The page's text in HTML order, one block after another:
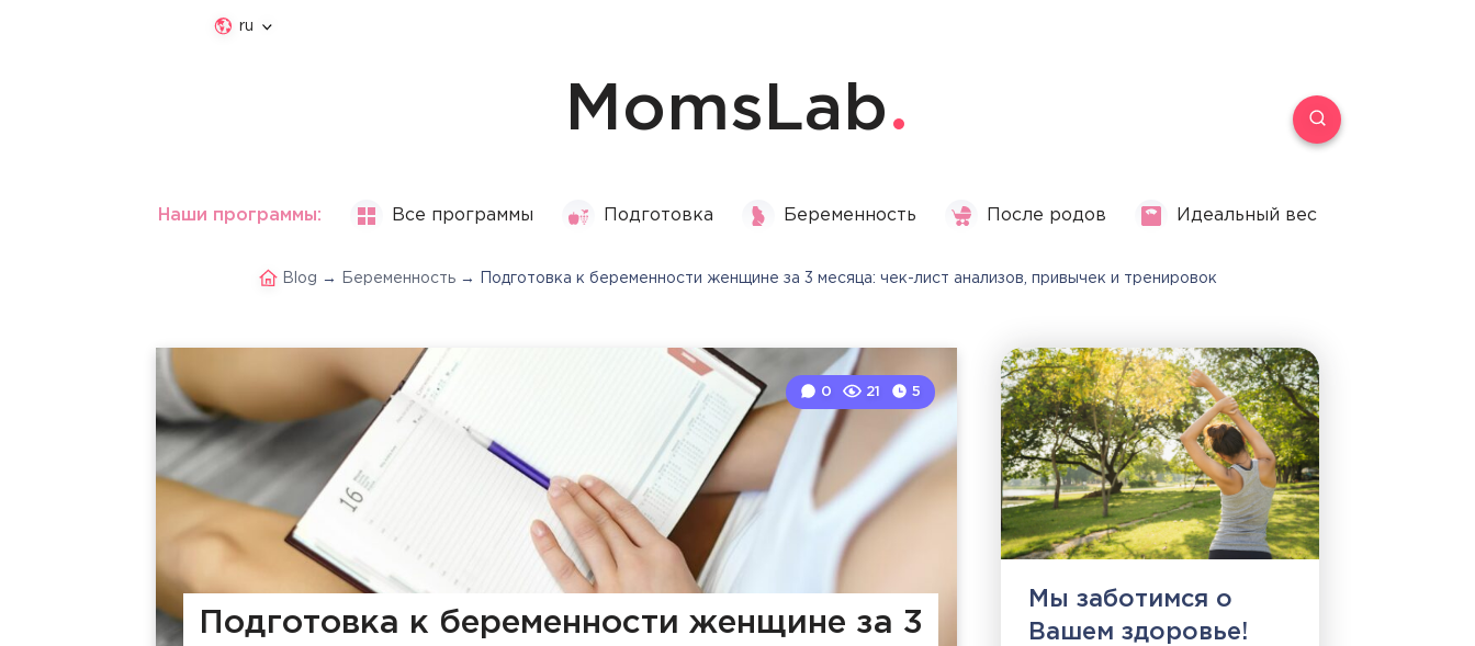
ru
MomsLab
Наши программы: Все программы Подготовка Беременность После родов Идеальный вес
Blog → Беременность→ Подготовка к беременности женщине за 3 месяца: чек-лист анализов, привычек и тренировок
Подготовка к беременности женщине за 3
0 21 5
Мы заботимся о
Вашем здоровье!